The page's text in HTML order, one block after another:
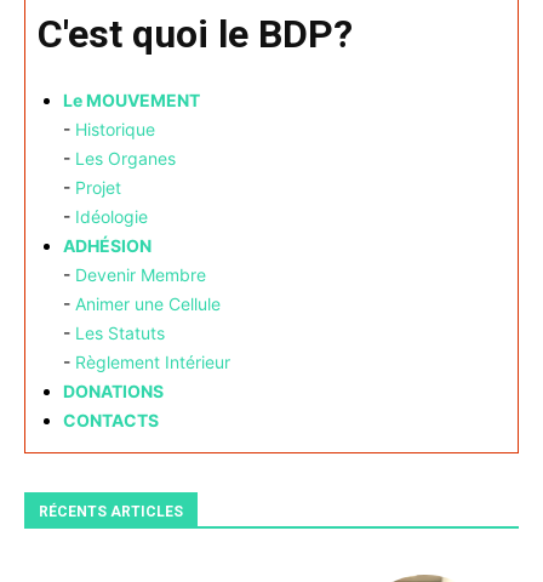
C'est quoi le BDP?
Le MOUVEMENT
- Historique
- Les Organes
- Projet
- Idéologie
ADHÉSION
- Devenir Membre
- Animer une Cellule
- Les Statuts
- Règlement Intérieur
DONATIONS
CONTACTS
RÉCENTS ARTICLES